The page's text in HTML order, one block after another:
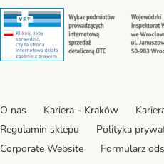
Security Security
O nas Kariera - Kraków
Regulamin sklepu
Polityka
Corporate Website
Formularz